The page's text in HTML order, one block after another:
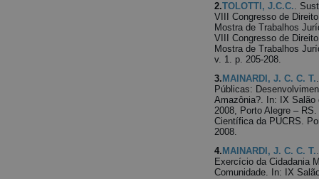
2.TOLOTTI, J.C.C..
VIII Congresso de
Mostra de Trabalhos
VIII Congresso de
Mostra de Trabalhos
v. 1. p. 205-208.
3. MAINARDI, J. C. C. T.
Públicas:
Amazônia?. In: IX
2008, Porto Alegre –
Científica da PUCRS.
2008.
4. MAINARDI, J. C. C. T.
Exercício da Cidadania
Comunidade. In: IX